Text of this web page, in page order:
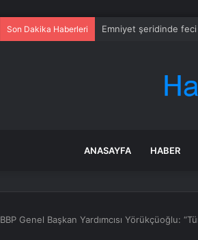
Son Dakika Haberleri Emniyet şeridinde feci
ANASAYFA HABER
BBP Genel Başkan Yardımcısı Yörükçüoğlu: